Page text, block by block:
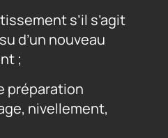
s’il s’agit
d’un nouveau
;
préparation
nivellement,